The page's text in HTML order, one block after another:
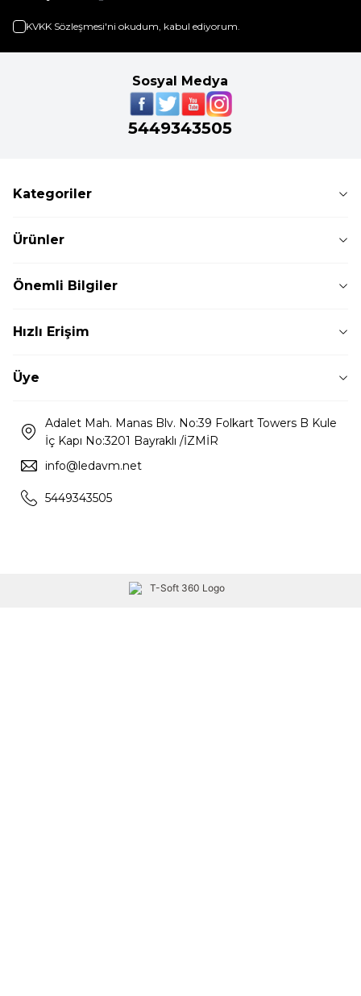
KVKK Sözleşmesi'ni okudum, kabul ediyorum.
Sosyal Medya
5449343505
Kategoriler
Ürünler
Önemli Bilgiler
Hızlı Erişim
Üye
Adalet Mah. Manas Blv. No:39 Folkart Towers B Kule
İç Kapı No:3201 Bayraklı /İZMİR
info@ledavm.net
5449343505